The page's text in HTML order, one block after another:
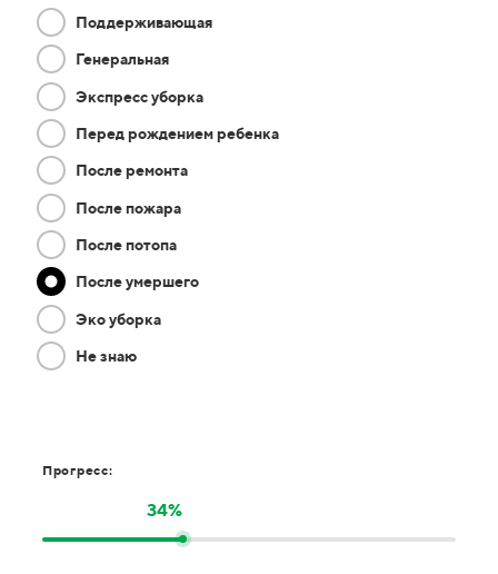
Поддерживающая
Генеральная
Экспресс уборка
Перед рождением ребенка
После ремонта
После пожара
После потопа
После умершего
Эко уборка
Не знаю
Прогресс:
34%